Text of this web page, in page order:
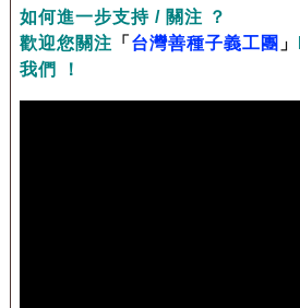
如何進一步支持 / 關注 ？
歡迎您關注 「 台灣善種子義工團 」
我們 ！